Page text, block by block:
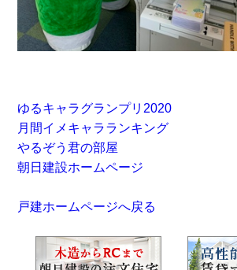
ゆるキャラグランプリ2020
月間イメキャラランキング
やるぞう君の部屋
朝日建設ホームページ
戸建ホームページへ戻る